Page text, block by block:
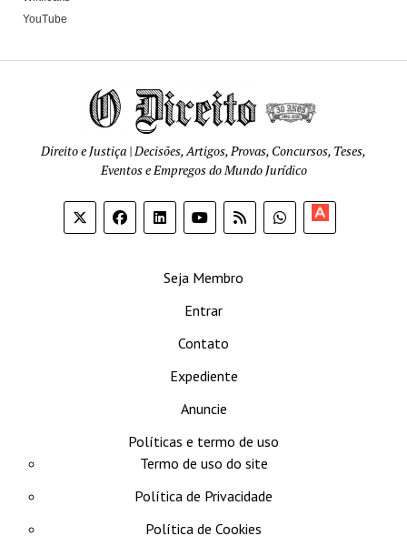
YouTube
Direito e Justiça | Decisões, Artigos, Provas, Concursos, Teses,
Eventos e Empregos do Mundo Jurídico
Seja Membro
Entrar
Contato
Expediente
Anuncie
Políticas e termo de uso
Termo de uso do site
Política de Privacidade
Política de Cookies